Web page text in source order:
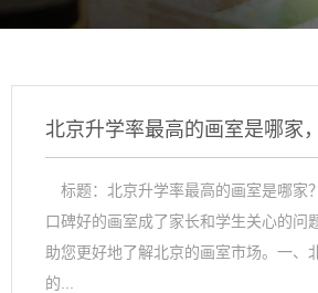
北京升学率最高的画室是哪家
标题：北京升学率最高的画室是哪家
口碑好的画室成了家长和学生关心的
助您更好地了解北京的画室市场。一、
的...